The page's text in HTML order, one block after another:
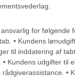
for følgende
• Kundens
til inddatering af
Kundens udgifter til
•